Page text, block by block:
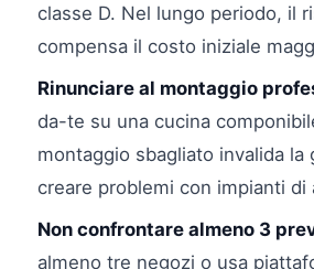
classe D. Nel lungo periodo, il
compensa il costo iniziale
Rinunciare al montaggio
da-te su una cucina
montaggio sbagliato invalida la
creare problemi con impianti di
Non confrontare almeno 3
almeno tre negozi o usa